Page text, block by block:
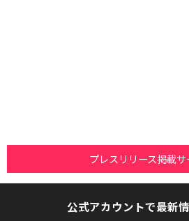
プレスリリース掲載サ
公式アカウントで最新